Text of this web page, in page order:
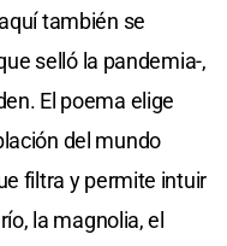
también se
selló la pandemia-,
El poema elige
del mundo
filtra y permite intuir
la magnolia, el